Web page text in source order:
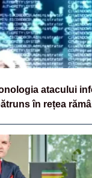
atacului
în rețea